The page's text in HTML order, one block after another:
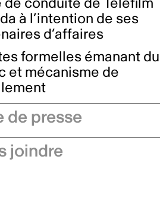
de conduite de Téléfilm
à l’intention de ses
d’affaires
formelles émanant du
et mécanisme de
de presse
de presse
joindre